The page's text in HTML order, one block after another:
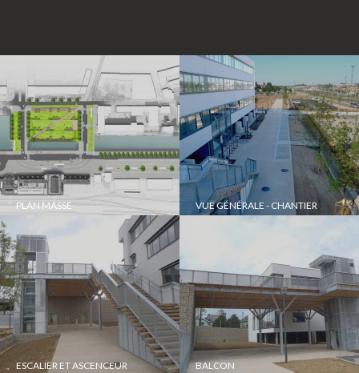
PLAN MASSE VUE GÉNÉRALE - CHANTIER
ESCALIER ET ASCENCEUR BALCON